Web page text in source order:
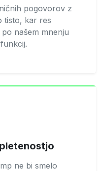
pogovorov z
tisto, kar res
našem mnenju
ne bi smelo